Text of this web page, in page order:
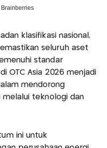
klasifikasi nasional,
seluruh aset
standar
OTC Asia 2026 menjadi
mendorong
teknologi dan
ini untuk